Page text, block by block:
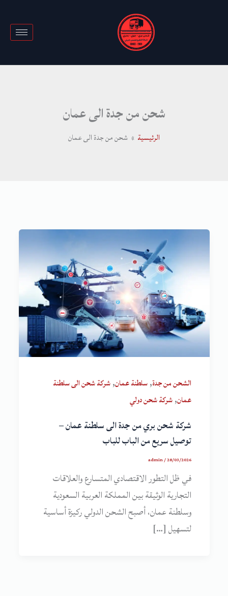
شحن من جدة الى عمان
الرئيسية شحن من جدة الى عمان
الشحن من جدة,سلطنة عمان,شركة شحن الى سلطنة
عمان,شركة شحن دولي
شركة شحن بري من جدة الى سلطنة عمان –
توصيل سريع من الباب للباب
admin/28/03/2026
في ظل التطور الاقتصادي المتسارع والعلاقات
التجارية الوثيقة بين المملكة العربية السعودية
وسلطنة عمان، أصبح الشحن الدولي ركيزة أساسية
لتسهيل […]